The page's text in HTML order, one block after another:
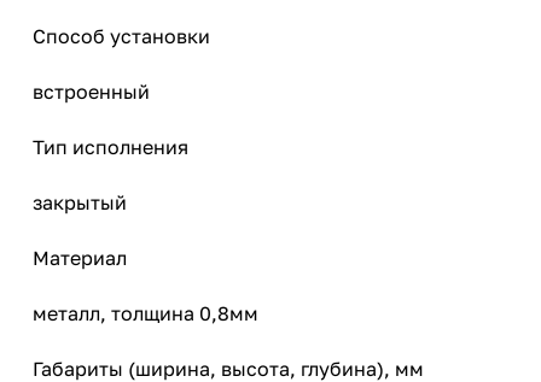
Способ установки
встроенный
Тип исполнения
закрытый
Материал
металл, толщина 0,8мм
Габариты (ширина, высота, глубина), мм